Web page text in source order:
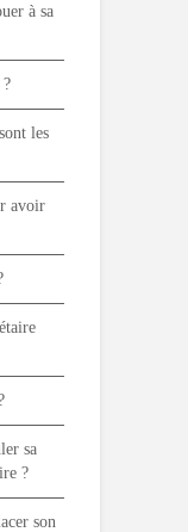
à sa
?
les
avoir
sa
?
son